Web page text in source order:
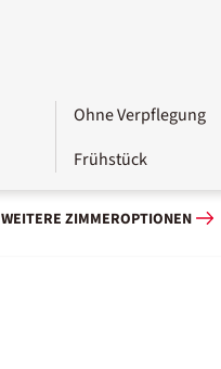
Ohne Verpflegung
Frühstück
WEITERE ZIMMEROPTIONEN